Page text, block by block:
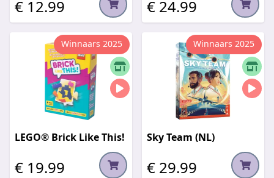
€ 12.99 € 24.99
Winnaars 2025
LEGO® Brick Like This!
€ 19.99
Winnaars 2025
Sky Team (NL)
€ 29.99